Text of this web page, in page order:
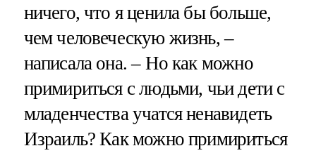
ничего, что я ценила бы больше,
чем человеческую жизнь, –
написала она. – Но как можно
примириться с людьми, чьи дети с
младенчества учатся ненавидеть
Израиль? Как можно примириться